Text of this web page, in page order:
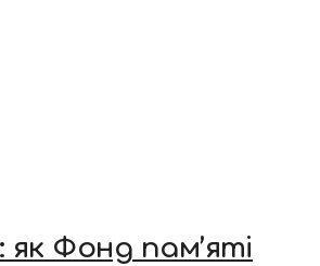
Фонд пам’яті